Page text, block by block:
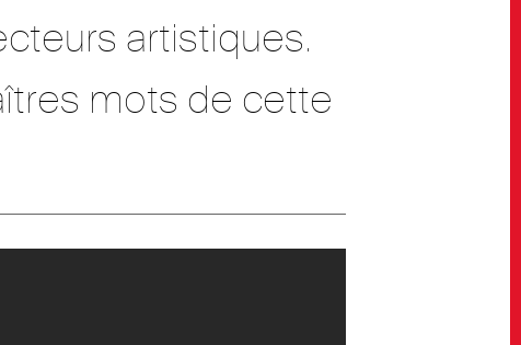
artistiques.
mots de cette